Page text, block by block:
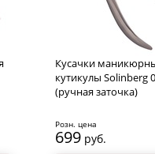
Кусачки
кутикулы Solinberg
(ручная заточка)
Розн. цена
699 руб.